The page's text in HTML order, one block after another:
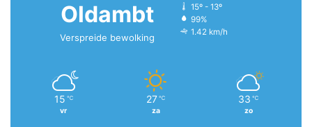
Oldambt
Verspreide bewolking
15º - 13º
99%
1.42 km/h
15 ℃
vr
27 ℃
za
33 ℃
zo